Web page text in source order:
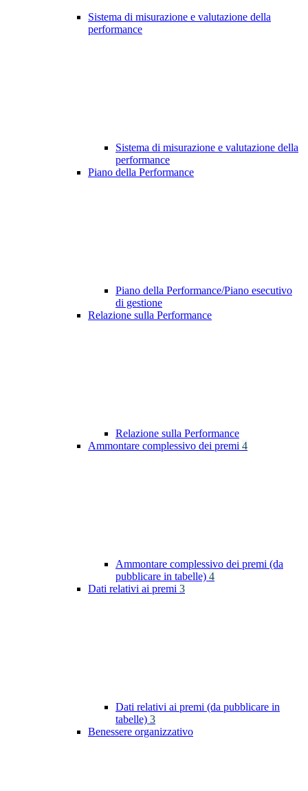
Sistema di misurazione e valutazione della
performance
Sistema di misurazione e valutazione della
performance
Piano della Performance
Piano della Performance/Piano esecutivo
di gestione
Relazione sulla Performance
Relazione sulla Performance
Ammontare complessivo dei premi 4
Ammontare complessivo dei premi (da
pubblicare in tabelle) 4
Dati relativi ai premi 3
Dati relativi ai premi (da pubblicare in
tabelle) 3
Benessere organizzativo